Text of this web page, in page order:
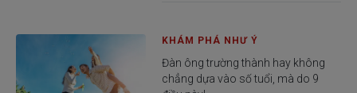
KHÁM PHÁ NHƯ Ý
Đàn ông trường thành hay không
chẳng dựa vào số tuổi, mà do 9